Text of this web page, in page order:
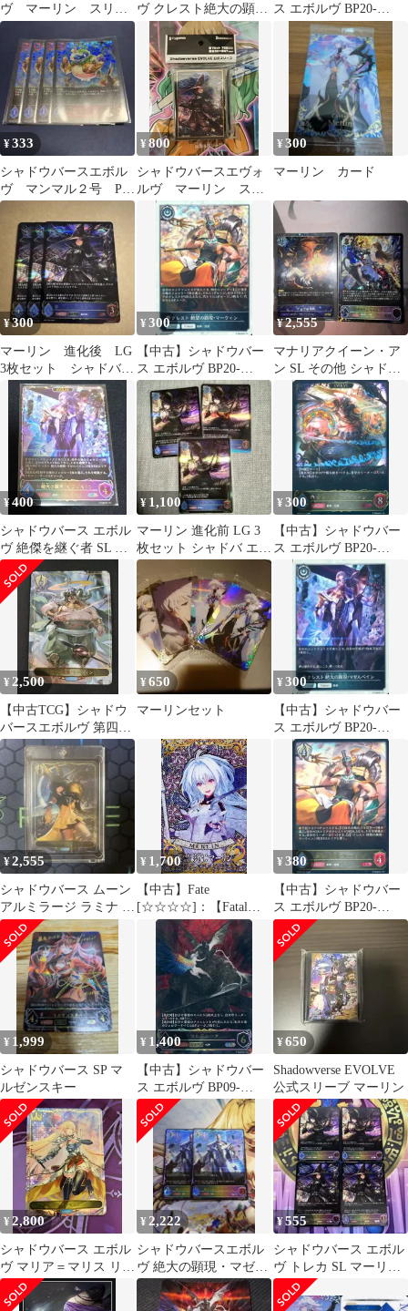
ヴ マーリン スリー
ブ GCS群馬
ヴ クレスト絶大の顕
現・マゼルベイン プレ
ミアム
ス エボルヴ BP20-
SL25[SL]：絶望の顕
現・マーウィン
¥333
シャドウバースエボル
ヴ マンマル２号 PR
４枚セット
¥800
シャドウバースエヴォ
ルヴ マーリン スリ
ーブ
¥300
マーリン カード
¥300
マーリン 進化後 LG
3枚セット シャドバ
evolve
¥300
【中古】シャドウバー
ス エボルヴ BP20-
P66[プレミアム]：クレ
スト 絶望の顕現・マー
ウィン
¥2,555
マナリアクイーン・ア
ン SL その他 シャドウ
バースエボルヴ
¥400
シャドウバース エボル
ヴ 絶傑を継ぐ者 SL 絶
大の顕現 マゼルベイン
¥ 1,100
マーリン 進化前 LG 3
枚セット シャドバ エボ
ルヴ
¥300
【中古】シャドウバー
ス エボルヴ BP20-
R14[LG]：安息の絶
傑・マーウィン
¥ 2,500
【中古TCG】シャドウ
バースエボルヴ 第四の
絶傑・マーウィン
(BP10-LD08) キズあり
【50-61】
¥650
マーリンセット
¥300
【中古】シャドウバー
ス エボルヴ BP20-
P70[プレミアム]：クレ
スト 絶大の顕現・マゼ
ルベイン
¥2,555
シャドウバース ムーン
アルミラージ ラミナ リ
ーダーカード
¥ 1,700
【中古】Fate
[☆☆☆☆]：【Fatal】
英霊彩像：マーリン
¥380
【中古】シャドウバー
ス エボルヴ BP20-
093[LG]：絶望の顕現・
マーウィン
¥ 1,999
シャドウバース SP マ
ルゼンスキー
¥ 1,400
【中古】シャドウバー
ス エボルヴ BP09-
U07[UR]：マルドゥー
ク
¥650
Shadowverse EVOLVE
公式スリーブ マーリン
¥ 2,800
シャドウバース エボル
ヴ マリア＝マリス リー
ダー リーダーカードセ
ット
¥ 2,222
シャドウバースエボル
ヴ 絶大の顕現・マゼル
ベイン SL 進化前 2枚
¥555
シャドウバース エボル
ヴ トレカ SL マーリン
EVOLVE 4枚